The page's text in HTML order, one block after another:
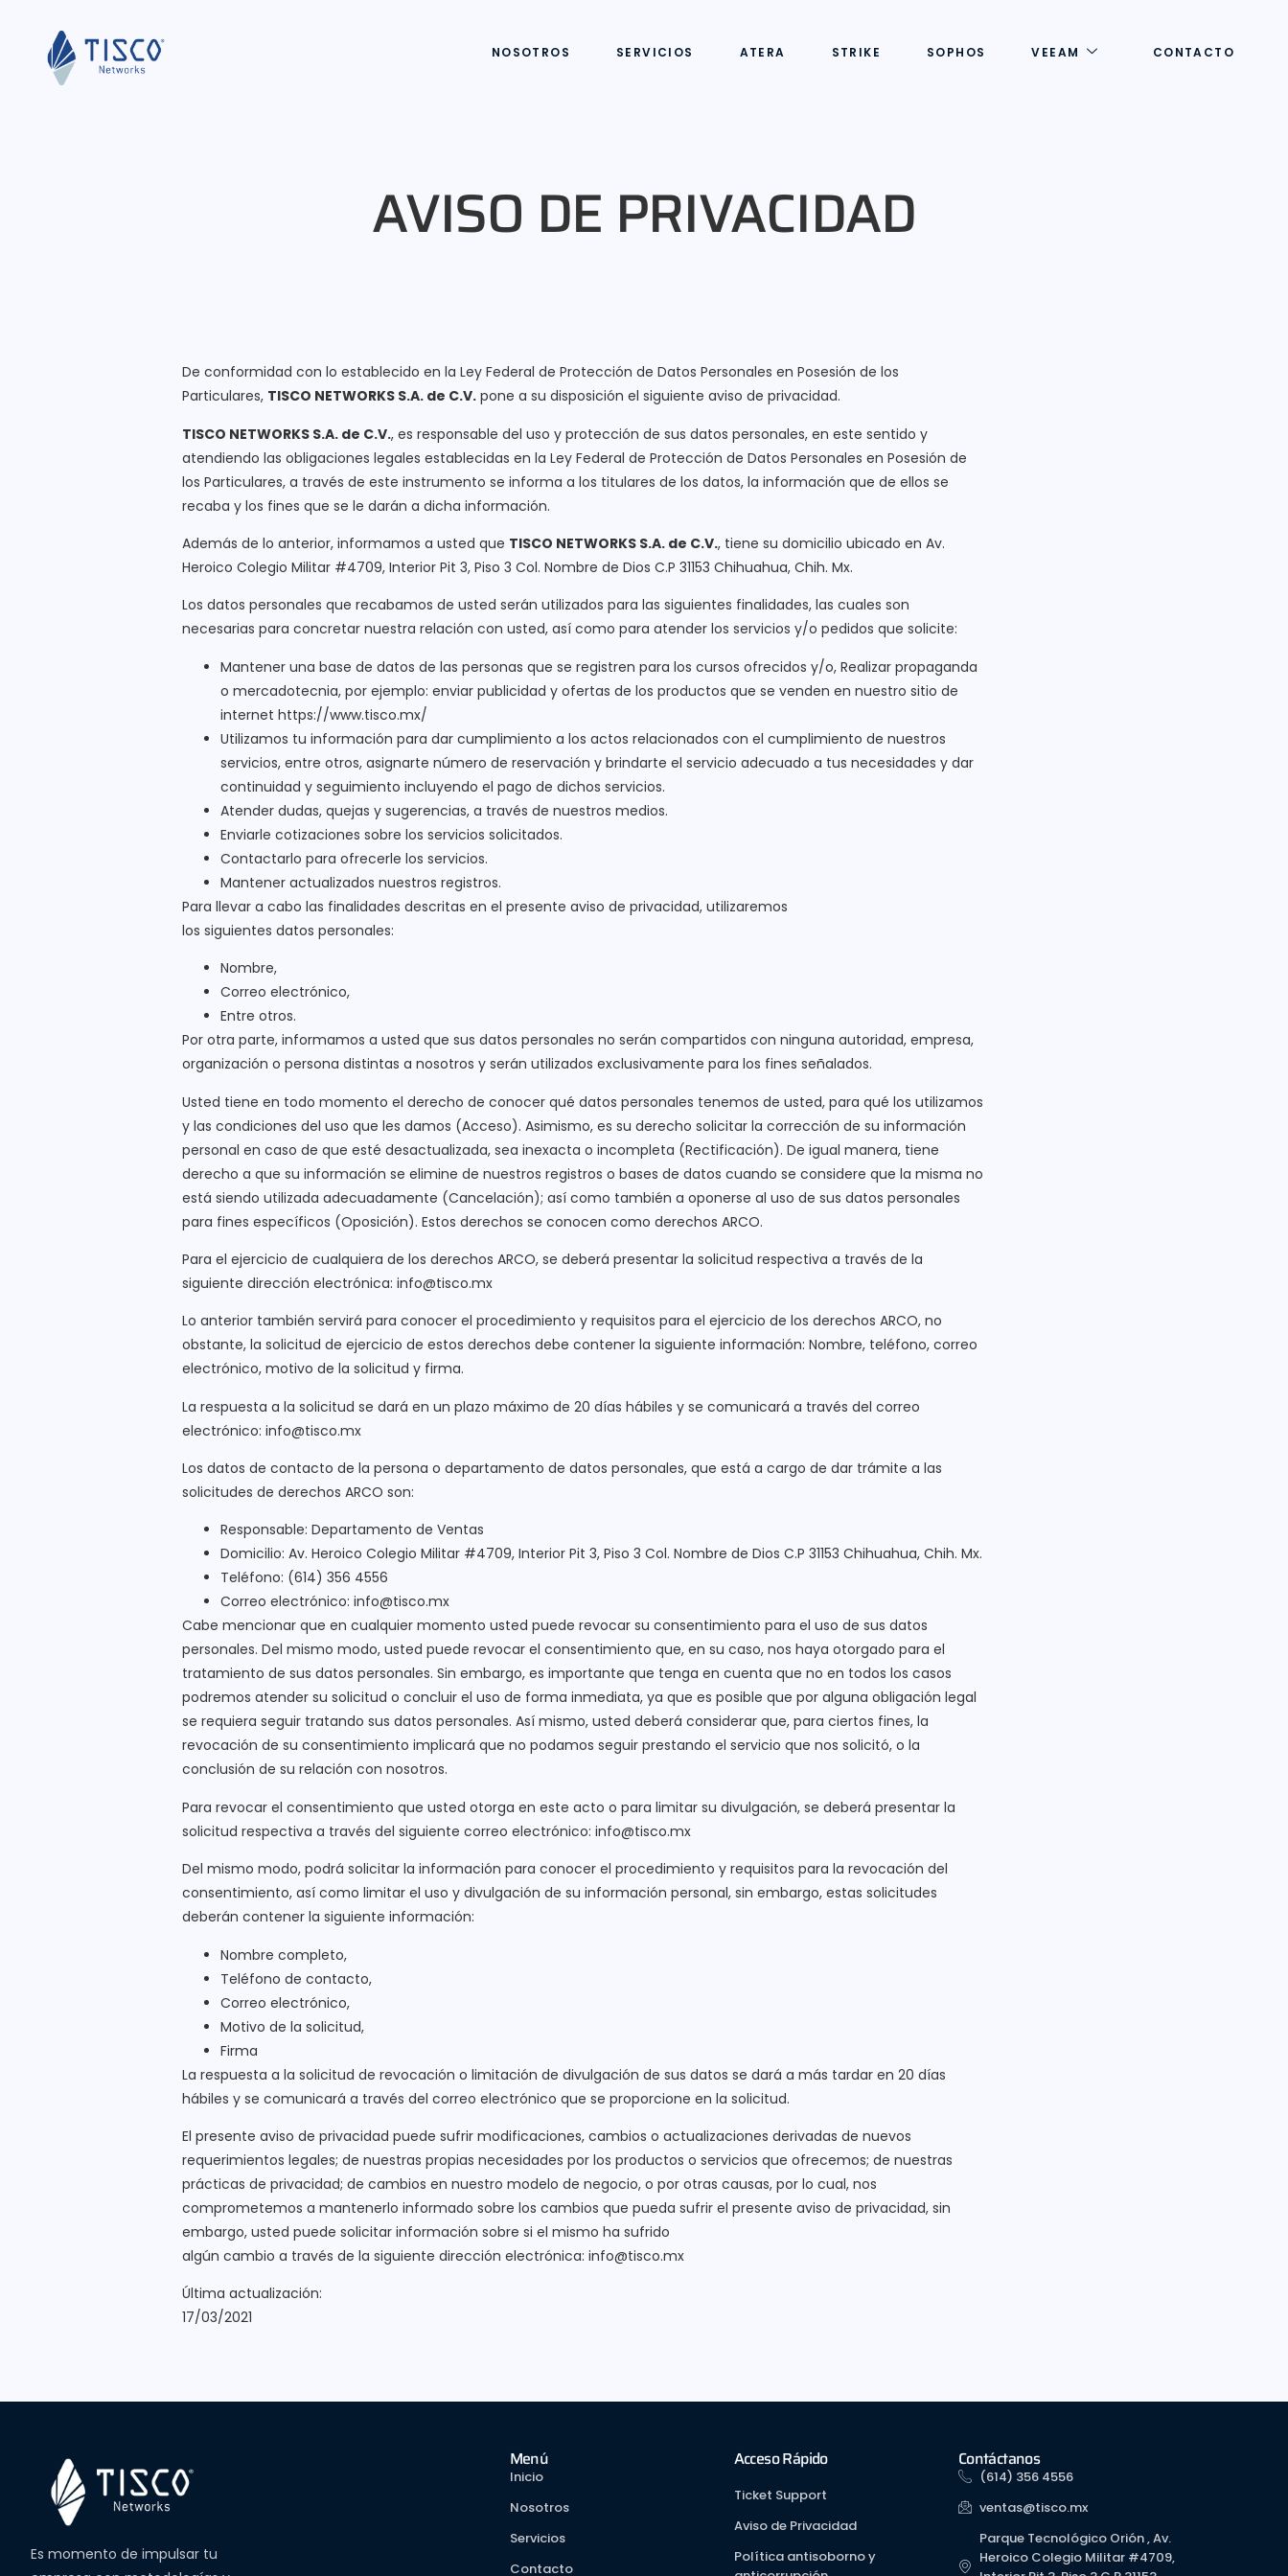
NOSOTROS SERVICIOS ATERA STRIKE SOPHOS VEEAM CONTACTO
AVISO DE PRIVACIDAD
De conformidad con lo establecido en la Ley Federal de Protección de Datos Personales en Posesión de los
Particulares, TISCO NETWORKS S.A. de C.V. pone a su disposición el siguiente aviso de privacidad.
TISCO NETWORKS S.A. de C.V., es responsable del uso y protección de sus datos personales, en este sentido y
atendiendo las obligaciones legales establecidas en la Ley Federal de Protección de Datos Personales en Posesión de
los Particulares, a través de este instrumento se informa a los titulares de los datos, la información que de ellos se
recaba y los fines que se le darán a dicha información.
Además de lo anterior, informamos a usted que TISCO NETWORKS S.A. de C.V., tiene su domicilio ubicado en Av.
Heroico Colegio Militar #4709, Interior Pit 3, Piso 3 Col. Nombre de Dios C.P 31153 Chihuahua, Chih. Mx.
Los datos personales que recabamos de usted serán utilizados para las siguientes finalidades, las cuales son
necesarias para concretar nuestra relación con usted, así como para atender los servicios y/o pedidos que solicite:
Mantener una base de datos de las personas que se registren para los cursos ofrecidos y/o, Realizar propaganda
o mercadotecnia, por ejemplo: enviar publicidad y ofertas de los productos que se venden en nuestro sitio de
internet https://www.tisco.mx/
Utilizamos tu información para dar cumplimiento a los actos relacionados con el cumplimiento de nuestros
servicios, entre otros, asignarte número de reservación y brindarte el servicio adecuado a tus necesidades y dar
continuidad y seguimiento incluyendo el pago de dichos servicios.
Atender dudas, quejas y sugerencias, a través de nuestros medios.
Enviarle cotizaciones sobre los servicios solicitados.
Contactarlo para ofrecerle los servicios.
Mantener actualizados nuestros registros.
Para llevar a cabo las finalidades descritas en el presente aviso de privacidad, utilizaremos
los siguientes datos personales:
Nombre,
Correo electrónico,
Entre otros.
Por otra parte, informamos a usted que sus datos personales no serán compartidos con ninguna autoridad, empresa,
organización o persona distintas a nosotros y serán utilizados exclusivamente para los fines señalados.
Usted tiene en todo momento el derecho de conocer qué datos personales tenemos de usted, para qué los utilizamos
y las condiciones del uso que les damos (Acceso). Asimismo, es su derecho solicitar la corrección de su información
personal en caso de que esté desactualizada, sea inexacta o incompleta (Rectificación). De igual manera, tiene
derecho a que su información se elimine de nuestros registros o bases de datos cuando se considere que la misma no
está siendo utilizada adecuadamente (Cancelación); así como también a oponerse al uso de sus datos personales
para fines específicos (Oposición). Estos derechos se conocen como derechos ARCO.
Para el ejercicio de cualquiera de los derechos ARCO, se deberá presentar la solicitud respectiva a través de la
siguiente dirección electrónica: info@tisco.mx
Lo anterior también servirá para conocer el procedimiento y requisitos para el ejercicio de los derechos ARCO, no
obstante, la solicitud de ejercicio de estos derechos debe contener la siguiente información: Nombre, teléfono, correo
electrónico, motivo de la solicitud y firma.
La respuesta a la solicitud se dará en un plazo máximo de 20 días hábiles y se comunicará a través del correo
electrónico: info@tisco.mx
Los datos de contacto de la persona o departamento de datos personales, que está a cargo de dar trámite a las
solicitudes de derechos ARCO son:
Responsable: Departamento de Ventas
Domicilio: Av. Heroico Colegio Militar #4709, Interior Pit 3, Piso 3 Col. Nombre de Dios C.P 31153 Chihuahua, Chih. Mx.
Teléfono: (614) 356 4556
Correo electrónico: info@tisco.mx
Cabe mencionar que en cualquier momento usted puede revocar su consentimiento para el uso de sus datos
personales. Del mismo modo, usted puede revocar el consentimiento que, en su caso, nos haya otorgado para el
tratamiento de sus datos personales. Sin embargo, es importante que tenga en cuenta que no en todos los casos
podremos atender su solicitud o concluir el uso de forma inmediata, ya que es posible que por alguna obligación legal
se requiera seguir tratando sus datos personales. Así mismo, usted deberá considerar que, para ciertos fines, la
revocación de su consentimiento implicará que no podamos seguir prestando el servicio que nos solicitó, o la
conclusión de su relación con nosotros.
Para revocar el consentimiento que usted otorga en este acto o para limitar su divulgación, se deberá presentar la
solicitud respectiva a través del siguiente correo electrónico: info@tisco.mx
Del mismo modo, podrá solicitar la información para conocer el procedimiento y requisitos para la revocación del
consentimiento, así como limitar el uso y divulgación de su información personal, sin embargo, estas solicitudes
deberán contener la siguiente información:
Nombre completo,
Teléfono de contacto,
Correo electrónico,
Motivo de la solicitud,
Firma
La respuesta a la solicitud de revocación o limitación de divulgación de sus datos se dará a más tardar en 20 días
hábiles y se comunicará a través del correo electrónico que se proporcione en la solicitud.
El presente aviso de privacidad puede sufrir modificaciones, cambios o actualizaciones derivadas de nuevos
requerimientos legales; de nuestras propias necesidades por los productos o servicios que ofrecemos; de nuestras
prácticas de privacidad; de cambios en nuestro modelo de negocio, o por otras causas, por lo cual, nos
comprometemos a mantenerlo informado sobre los cambios que pueda sufrir el presente aviso de privacidad, sin
embargo, usted puede solicitar información sobre si el mismo ha sufrido
algún cambio a través de la siguiente dirección electrónica: info@tisco.mx
Última actualización:
17/03/2021
Es momento de impulsar tu
Acceso Rápido
Ticket Support
Aviso de Privacidad
Política antisoborno y
Contáctanos
(614) 356 4556
ventas@tisco.mx
Parque Tecnológico Orión , Av.
Heroico Colegio Militar #4709,
Menú
Inicio
Nosotros
Servicios
Contacto